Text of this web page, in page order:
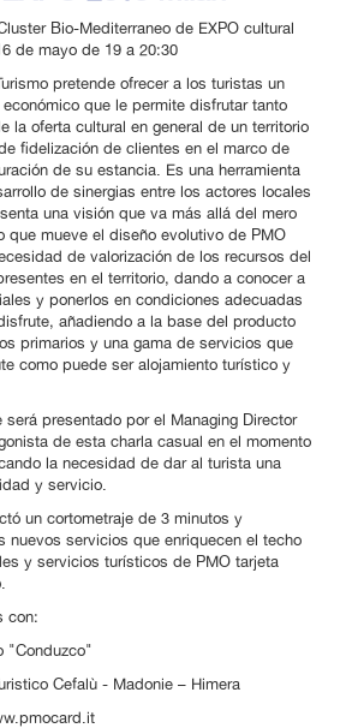
Bio-Mediterraneo de EXPO cultural
de mayo de 19 a 20:30
pretende ofrecer a los turistas un
que le permite disfrutar tanto
la oferta cultural en general de un territorio
fidelización de clientes en el marco de
de su estancia. Es una herramienta
de sinergias entre los actores locales
una visión que va más allá del mero
que mueve el diseño evolutivo de PMO
de valorización de los recursos del
en el territorio, dando a conocer a
y ponerlos en condiciones adecuadas
añadiendo a la base del producto
primarios y una gama de servicios que
como puede ser alojamiento turístico y
será presentado por el Managing Director
de esta charla casual en el momento
la necesidad de dar al turista una
y servicio.
un cortometraje de 3 minutos y
nuevos servicios que enriquecen el techo
y servicios turísticos de PMO tarjeta
con:
"Conduzco"
Cefalù - Madonie – Himera